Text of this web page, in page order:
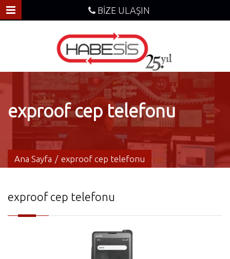
BİZE ULAŞIN
exproof cep telefonu
Ana Sayfa / exproof cep telefonu
exproof cep telefonu